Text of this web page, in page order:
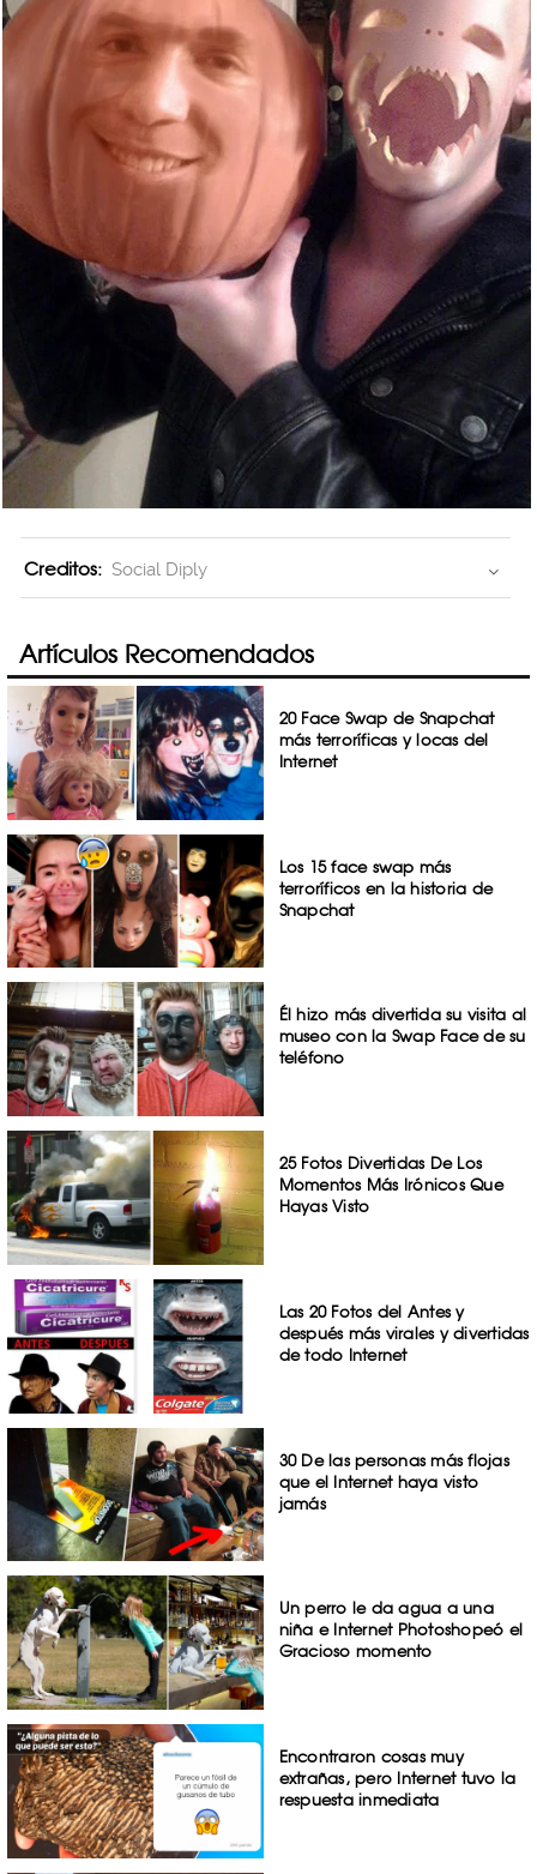
Creditos: Social Diply
Artículos Recomendados
20 Face Swap de Snapchat
más terroríficas y locas del
Internet
Los 15 face swap más
terroríficos en la historia de
Snapchat
Él hizo más divertida su visita al
museo con la Swap Face de su
teléfono
25 Fotos Divertidas De Los
Momentos Más Irónicos Que
Hayas Visto
Las 20 Fotos del Antes y
después más virales y divertidas
de todo Internet
30 De las personas más flojas
que el Internet haya visto
jamás
Un perro le da agua a una
niña e Internet Photoshopeó el
Gracioso momento
Encontraron cosas muy
extrañas, pero Internet tuvo la
respuesta inmediata